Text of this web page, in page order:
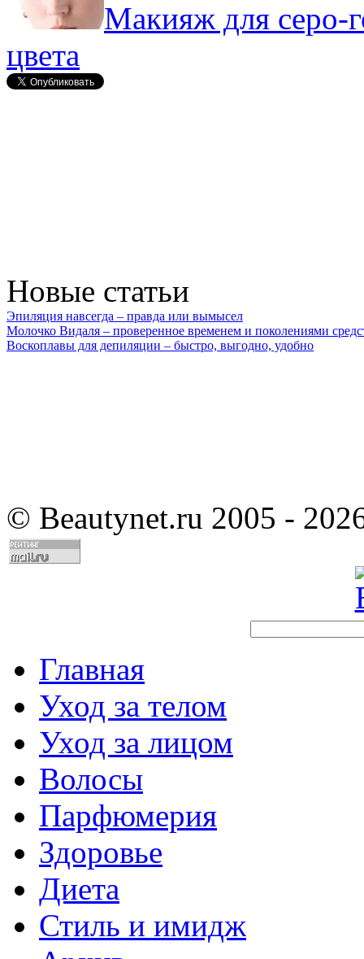
Макияж для серо-
цвета
Новые статьи
Эпиляция навсегда – правда или вымысел
Молочко Видаля – проверенное временем и поколениями
Воскоплавы для депиляции – быстро, выгодно, удобно
© Beautynet.ru 2005 -
Главная
Уход за телом
Уход за лицом
Волосы
Парфюмерия
Здоровье
Диета
Стиль и имидж